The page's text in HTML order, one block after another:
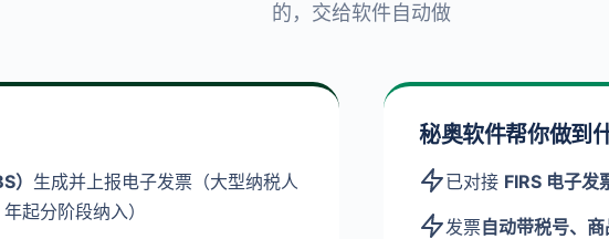
的，交给软件自动做
） 生成并上报电子发票（大型纳税人
起分阶段纳入）
秘奥软件帮你做到
已对接 FIRS 电子发
发票自动带税号、